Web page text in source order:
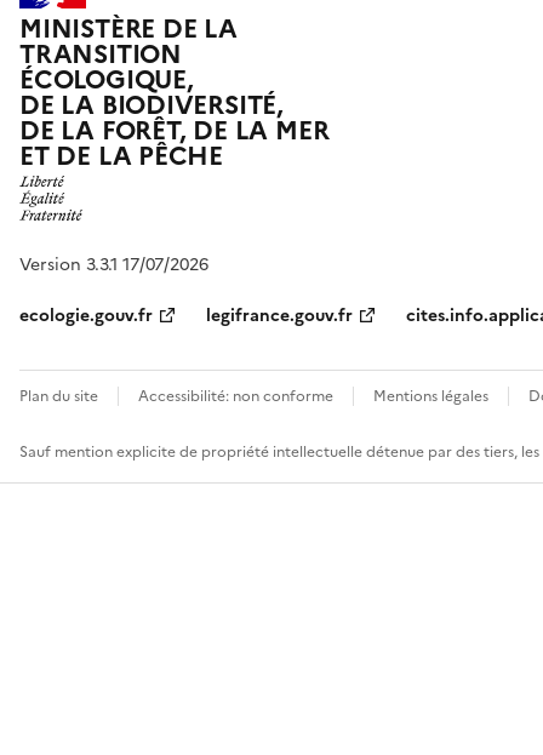
MINISTÈRE DE LA
TRANSITION
ÉCOLOGIQUE,
DE LA BIODIVERSITÉ,
DE LA FORÊT, DE LA MER
ET DE LA PÊCHE
Version 3.3.1 17/07/2026
ecologie.gouv.fr
legifrance.gouv.fr
Plan du site Accessibilité: non conforme Mentions légales
Sauf mention explicite de propriété intellectuelle détenue par des tiers,